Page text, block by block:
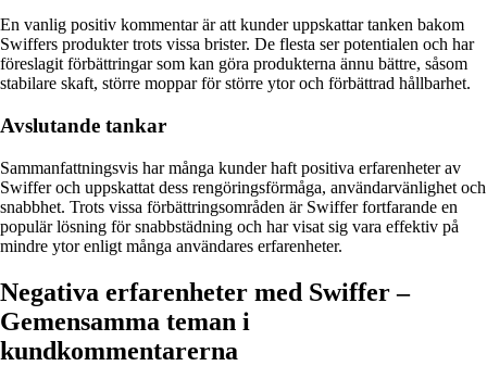
En vanlig positiv kommentar är att kunder uppskattar tanken bakom
Swiffers produkter trots vissa brister. De flesta ser potentialen och har
föreslagit förbättringar som kan göra produkterna ännu bättre, såsom
stabilare skaft, större moppar för större ytor och förbättrad hållbarhet.
Avslutande tankar
Sammanfattningsvis har många kunder haft positiva erfarenheter av
Swiffer och uppskattat dess rengöringsförmåga, användarvänlighet och
snabbhet. Trots vissa förbättringsområden är Swiffer fortfarande en
populär lösning för snabbstädning och har visat sig vara effektiv på
mindre ytor enligt många användares erfarenheter.
Negativa erfarenheter med Swiffer –
Gemensamma teman i
kundkommentarerna